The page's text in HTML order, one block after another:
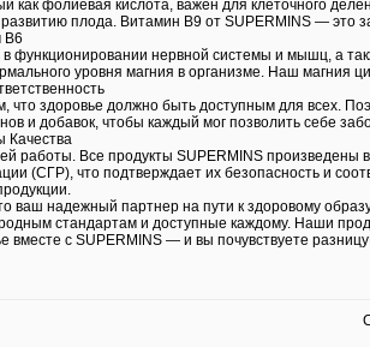
как фолиевая кислота, важен для клеточного
плода. Витамин В9 от SUPERMINS — это
В6
функционировании нервной системы и мышц, а
уровня магния в организме. Наш магния
что здоровье должно быть доступным для всех.
и добавок, чтобы каждый мог позволить себе
Качества
работы. Все продукты SUPERMINS
(СГР), что подтверждает их безопасность и
ваш надежный партнер на пути к здоровому
стандартам и доступные каждому. Наши
вместе с SUPERMINS — и вы почувствуете